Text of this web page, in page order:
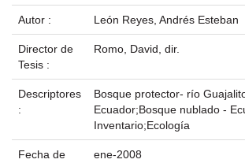
Autor : León Reyes, Andrés Esteban
Director de
Tesis :
Romo, David, dir.
Descriptores
:
Bosque protector- río
Ecuador;Bosque nublado -
Inventario;Ecología
Fecha de
ene-2008